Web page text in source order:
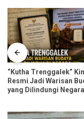
“Kutha Trenggalek”
Resmi Jadi Warisan
yang Dilindungi Negara